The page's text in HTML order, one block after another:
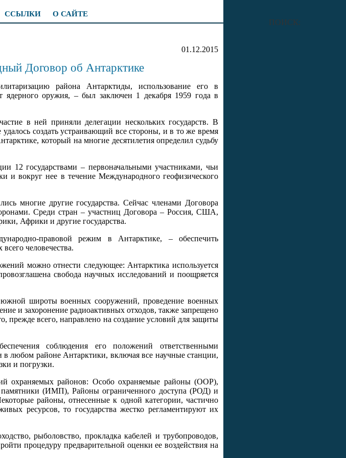
ССЫЛКИ О САЙТЕ
01.12.2015
Договор об Антарктике
района Антарктиды, использование его в
оружия, – был заключен 1 декабря 1959 года в
в ней приняли делегации нескольких государств. В
создать устраивающий все стороны, и в то же время
который на многие десятилетия определил судьбу
12 государствами – первоначальными участниками, чьи
и вокруг нее в течение Международного геофизического
многие другие государства. Сейчас членами Договора
Среди стран – участниц Договора – Россия, США,
Африки и другие государства.
правовой режим в Антарктике, – обеспечить
человечества.
можно отнести следующее: Антарктика используется
свобода научных исследований и поощряется
широты военных сооружений, проведение военных
и захоронение радиоактивных отходов, также запрещено
прежде всего, направлено на создание условий для защиты
соблюдения его положений ответственными
в любом районе Антарктики, включая все научные станции,
и погрузки.
охраняемых районов: Особо охраняемые районы (ООР),
(ИМП), Районы ограниченного доступа (РОД) и
районы, отнесенные к одной категории, частично
ресурсов, то государства жестко регламентируют их
рыболовство, прокладка кабелей и трубопроводов,
процедуру предварительной оценки ее воздействия на
ПОИСК: